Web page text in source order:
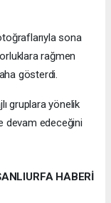
sona
rağmen
gösterdi.
gruplara yönelik
devam edeceğini
HABERİ